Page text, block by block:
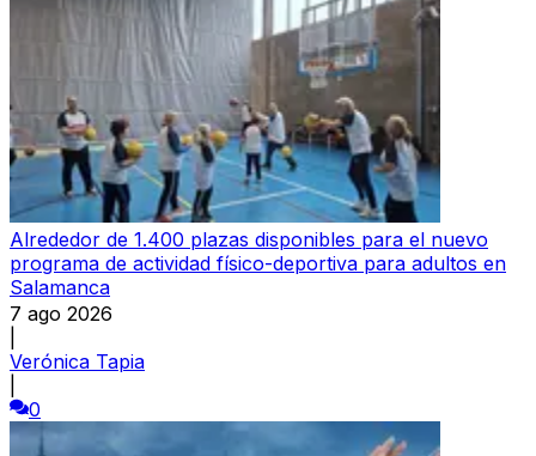
Alrededor de 1.400 plazas disponibles para el nuevo
programa de actividad físico-deportiva para adultos en
Salamanca
7 ago 2026
Verónica Tapia
0